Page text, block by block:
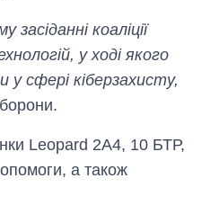
коаліції
у ході якого
у сфері кіберзахисту,
Leopard 2А4, 10 БТР,
а також
магістратуру та
аспірантуру